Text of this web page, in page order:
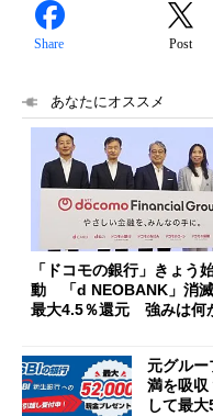
Share Post
あなたにオススメ
「ドコモの銀行」きょう
動 「d NEOBANK」消滅
最大4.5％還元 強みは何
元グル
満を吸
して最